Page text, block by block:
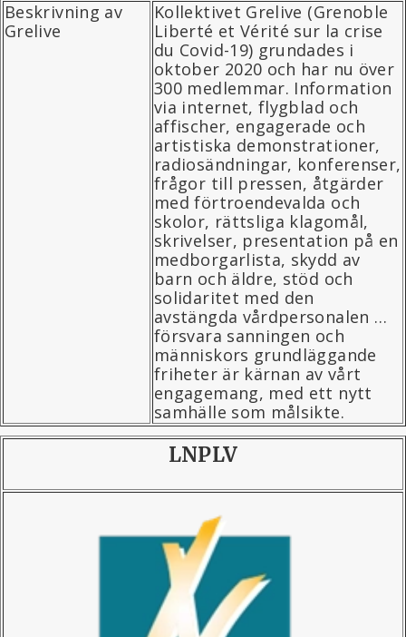
Beskrivning av
Grelive
Kollektivet Grelive (Grenoble
Liberté et Vérité sur la crise
du Covid-19) grundades i
oktober 2020 och har nu över
300 medlemmar. Information
via internet, flygblad och
affischer, engagerade och
artistiska demonstrationer,
radiosändningar, konferenser,
frågor till pressen, åtgärder
med förtroendevalda och
skolor, rättsliga klagomål,
skrivelser, presentation på en
medborgarlista, skydd av
barn och äldre, stöd och
solidaritet med den
avstängda vårdpersonalen …
försvara sanningen och
människors grundläggande
friheter är kärnan av vårt
engagemang, med ett nytt
samhälle som målsikte.
LNPLV